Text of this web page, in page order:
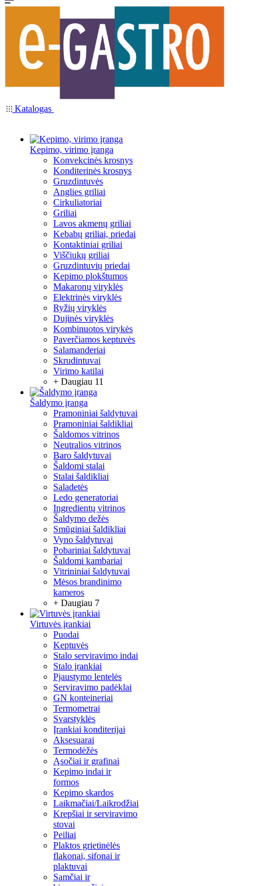
Katalogas
Kepimo, virimo įranga
Konvekcinės krosnys
Konditerinės krosnys
Gruzdintuvės
Anglies griliai
Cirkuliatoriai
Griliai
Lavos akmenų griliai
Kebabų griliai, priedai
Kontaktiniai griliai
Viščiukų griliai
Gruzdintuvių priedai
Kepimo plokštumos
Makaronų viryklės
Elektrinės viryklės
Ryžių viryklės
Dujinės viryklės
Kombinuotos virykės
Paverčiamos keptuvės
Salamanderiai
Skrudintuvai
Virimo katilai
+ Daugiau 11
Šaldymo įranga
Pramoniniai šaldytuvai
Pramoniniai šaldikliai
Šaldomos vitrinos
Neutralios vitrinos
Baro šaldytuvai
Šaldomi stalai
Stalai šaldikliai
Saladetės
Ledo generatoriai
Ingredientų vitrinos
Šaldymo dežės
Smūginiai šaldikliai
Vyno šaldytuvai
Pobariniai šaldytuvai
Šaldomi kambariai
Vitrininiai šaldytuvai
Mėsos brandinimo
kameros
+ Daugiau 7
Virtuvės įrankiai
Puodai
Keptuvės
Stalo serviravimo indai
Stalo įrankiai
Pjaustymo lentelės
Serviravimo padėklai
GN konteineriai
Termometrai
Svarstyklės
Įrankiai konditerijai
Aksesuarai
Termodėžės
Ąsočiai ir grafinai
Kepimo indai ir
formos
Kepimo skardos
Laikmačiai/Laikrodžiai
Krepšiai ir serviravimo
stovai
Peiliai
Plaktos grietinėlės
flakonai, sifonai ir
plaktuvai
Samčiai ir